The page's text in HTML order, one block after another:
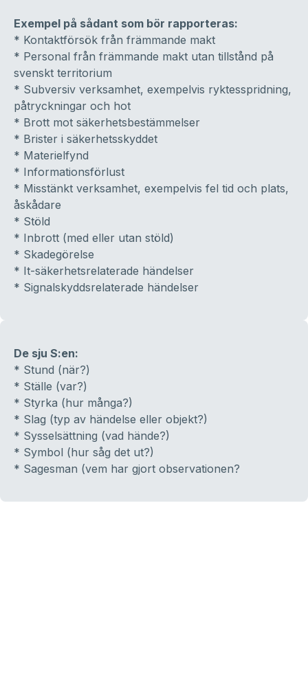
Exempel på sådant som bör rapporteras:
* Kontaktförsök från främmande makt
* Personal från främmande makt utan tillstånd på
svenskt territorium
* Subversiv verksamhet, exempelvis ryktesspridning,
påtryckningar och hot
* Brott mot säkerhetsbestämmelser
* Brister i säkerhetsskyddet
* Materielfynd
* Informationsförlust
* Misstänkt verksamhet, exempelvis fel tid och plats,
åskådare
* Stöld
* Inbrott (med eller utan stöld)
* Skadegörelse
* It-säkerhetsrelaterade händelser
* Signalskyddsrelaterade händelser
De sju S:en:
* Stund (när?)
* Ställe (var?)
* Styrka (hur många?)
* Slag (typ av händelse eller objekt?)
* Sysselsättning (vad hände?)
* Symbol (hur såg det ut?)
* Sagesman (vem har gjort observationen?